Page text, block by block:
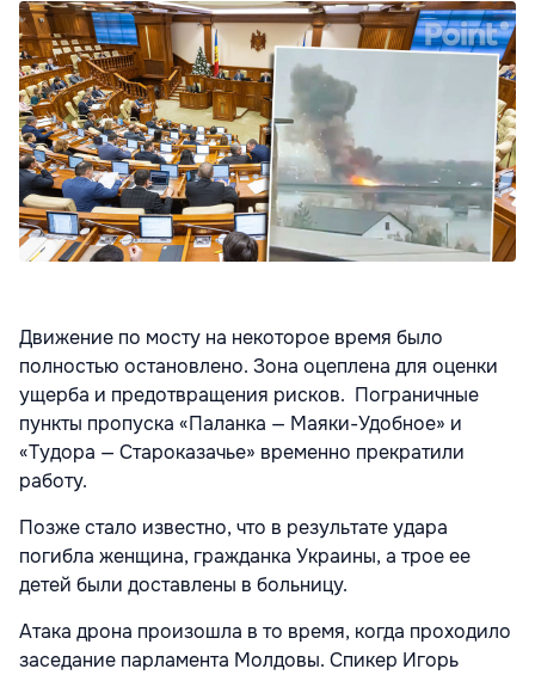
Движение по мосту на некоторое время было
полностью остановлено. Зона оцеплена для оценки
ущерба и предотвращения рисков. Пограничные
пункты пропуска «Паланка — Маяки-Удобное» и
«Тудора — Староказачье» временно прекратили
работу.
Позже стало известно, что в результате удара
погибла женщина, гражданка Украины, а трое ее
детей были доставлены в больницу.
Атака дрона произошла в то время, когда проходило
заседание парламента Молдовы. Спикер Игорь